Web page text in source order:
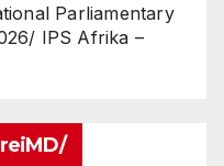
Parliamentary
IPS Afrika –